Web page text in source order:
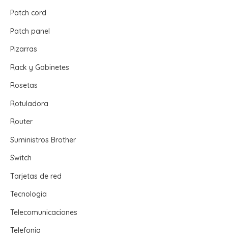
Patch cord
Patch panel
Pizarras
Rack y Gabinetes
Rosetas
Rotuladora
Router
Suministros Brother
Switch
Tarjetas de red
Tecnologia
Telecomunicaciones
Telefonia